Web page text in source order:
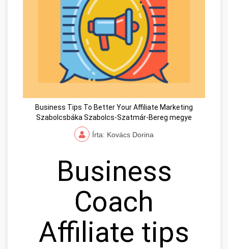
Business Tips To Better Your Affiliate Marketing
Szabolcsbáka Szabolcs-Szatmár-Bereg megye
Írta: Kovács Dorina
Business
Coach
Affiliate tips